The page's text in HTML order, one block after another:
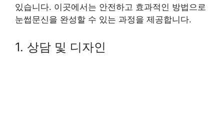
있습니다. 이곳에서는 안전하고 효과적인 방법으로
눈썹문신을 완성할 수 있는 과정을 제공합니다.
1. 상담 및 디자인